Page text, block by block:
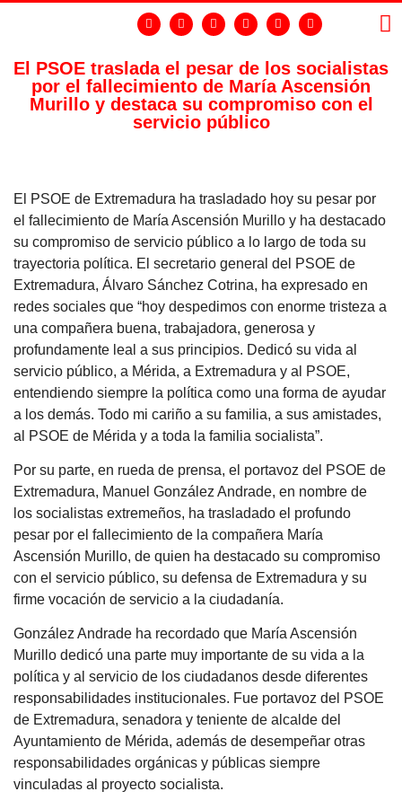
El PSOE traslada el pesar de los socialistas
por el fallecimiento de María Ascensión
Murillo y destaca su compromiso con el
servicio público
El PSOE de Extremadura ha trasladado hoy su pesar por
el fallecimiento de María Ascensión Murillo y ha destacado
su compromiso de servicio público a lo largo de toda su
trayectoria política. El secretario general del PSOE de
Extremadura, Álvaro Sánchez Cotrina, ha expresado en
redes sociales que “hoy despedimos con enorme tristeza a
una compañera buena, trabajadora, generosa y
profundamente leal a sus principios. Dedicó su vida al
servicio público, a Mérida, a Extremadura y al PSOE,
entendiendo siempre la política como una forma de ayudar
a los demás. Todo mi cariño a su familia, a sus amistades,
al PSOE de Mérida y a toda la familia socialista”.
Por su parte, en rueda de prensa, el portavoz del PSOE de
Extremadura, Manuel González Andrade, en nombre de
los socialistas extremeños, ha trasladado el profundo
pesar por el fallecimiento de la compañera María
Ascensión Murillo, de quien ha destacado su compromiso
con el servicio público, su defensa de Extremadura y su
firme vocación de servicio a la ciudadanía.
González Andrade ha recordado que María Ascensión
Murillo dedicó una parte muy importante de su vida a la
política y al servicio de los ciudadanos desde diferentes
responsabilidades institucionales. Fue portavoz del PSOE
de Extremadura, senadora y teniente de alcalde del
Ayuntamiento de Mérida, además de desempeñar otras
responsabilidades orgánicas y públicas siempre
vinculadas al proyecto socialista.